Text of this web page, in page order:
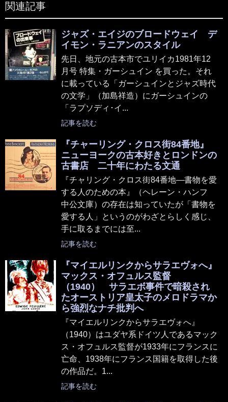
関連記事
ジャズ・エイジのブロードウェイ デ
イモン・ラニアンのスタイル
先日、地元の古本市でユリイカ1981年12
月号 特集・ガーシュイン を買った。それ
に載っている「ガーシュインとジャズ時代
の文学」（加島祥造）にガーシュインの
「ラプソディ･イ...
記事を読む
『チャーリング・クロス街84番地』
ニューヨークの古本好きとロンドンの
古書店 二十年にわたる文通
『チャリング・クロス街84番地―書物を愛
する人のための本』（ヘレーン・ハンフ
中公文庫）の存在は知っていたが「書物を
愛する人」というのがわざとらしく感じ、
手に取るまでには至...
記事を読む
『マイエルリンクからサラエヴォへ』
マックス・オフュルス監督
（1940） サラエボ事件で暗殺され
たオーストリア皇太子のメロドラマか
ら強烈なナチ批判へ
『マイエルリンクからサラエヴォへ』
（1940）はユダヤ系ドイツ人であるマック
ス・オフュルス監督が1933年にフランスに
亡命、1938年にフランス国籍を取得した後
の作品だ。1...
記事を読む